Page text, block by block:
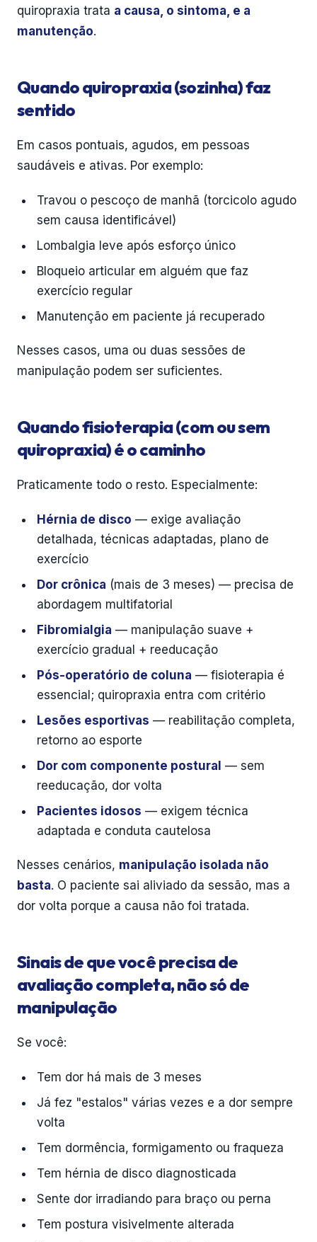
quiropraxia trata a causa, o sintoma, e a
manutenção.
Quando quiropraxia (sozinha) faz
sentido
Em casos pontuais, agudos, em pessoas
saudáveis e ativas. Por exemplo:
Travou o pescoço de manhã (torcicolo agudo
sem causa identificável)
Lombalgia leve após esforço único
Bloqueio articular em alguém que faz
exercício regular
Manutenção em paciente já recuperado
Nesses casos, uma ou duas sessões de
manipulação podem ser suficientes.
Quando fisioterapia (com ou sem
quiropraxia) é o caminho
Praticamente todo o resto. Especialmente:
Hérnia de disco — exige avaliação
detalhada, técnicas adaptadas, plano de
exercício
Dor crônica (mais de 3 meses) — precisa de
abordagem multifatorial
Fibromialgia — manipulação suave +
exercício gradual + reeducação
Pós-operatório de coluna — fisioterapia é
essencial; quiropraxia entra com critério
Lesões esportivas — reabilitação completa,
retorno ao esporte
Dor com componente postural — sem
reeducação, dor volta
Pacientes idosos — exigem técnica
adaptada e conduta cautelosa
Nesses cenários, manipulação isolada não
basta. O paciente sai aliviado da sessão, mas a
dor volta porque a causa não foi tratada.
Sinais de que você precisa de
avaliação completa, não só de
manipulação
Se você:
Tem dor há mais de 3 meses
Já fez "estalos" várias vezes e a dor sempre
volta
Tem dormência, formigamento ou fraqueza
Tem hérnia de disco diagnosticada
Sente dor irradiando para braço ou perna
Tem postura visivelmente alterada